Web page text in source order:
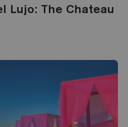
Lujo: The Chateau